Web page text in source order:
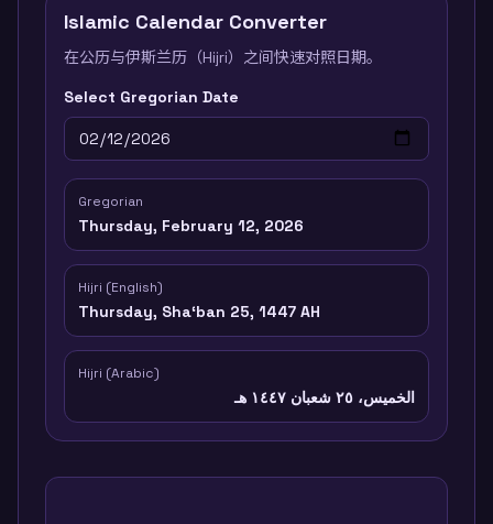
Islamic Calendar Converter
在公历与伊斯兰历（Hijri）之间快速对照日期。
Select Gregorian Date
Gregorian
Thursday, February 12, 2026
Hijri (English)
Thursday, Shaʻban 25, 1447 AH
Hijri (Arabic)
الخميس، ٢٥ شعبان ١٤٤٧ هـ